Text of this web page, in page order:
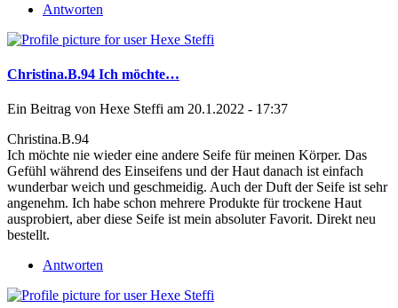
Antworten
Christina.B.94 Ich möchte…
Ein Beitrag von Hexe Steffi am 20.1.2022 - 17:37
Christina.B.94
Ich möchte nie wieder eine andere Seife für meinen Körper. Das
Gefühl während des Einseifens und der Haut danach ist einfach
wunderbar weich und geschmeidig. Auch der Duft der Seife ist sehr
angenehm. Ich habe schon mehrere Produkte für trockene Haut
ausprobiert, aber diese Seife ist mein absoluter Favorit. Direkt neu
bestellt.
Antworten